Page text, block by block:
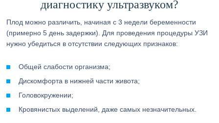
диагностику ультразвуком?
Плод можно различить, начиная с 3 недели беременности
(примерно 5 день задержки). Для проведения процедуры УЗИ
нужно убедиться в отсутствии следующих признаков:
Общей слабости организма;
Дискомфорта в нижней части живота;
Головокружении;
Кровянистых выделений, даже самых незначительных.